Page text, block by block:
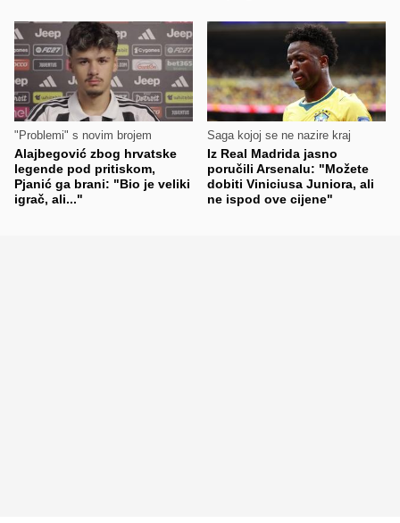
"Problemi" s novim brojem
Alajbegović zbog hrvatske
legende pod pritiskom,
Pjanić ga brani: "Bio je veliki
igrač, ali..."
Saga kojoj se ne nazire kraj
Iz Real Madrida jasno
poručili Arsenalu: "Možete
dobiti Viniciusa Juniora, ali
ne ispod ove cijene"